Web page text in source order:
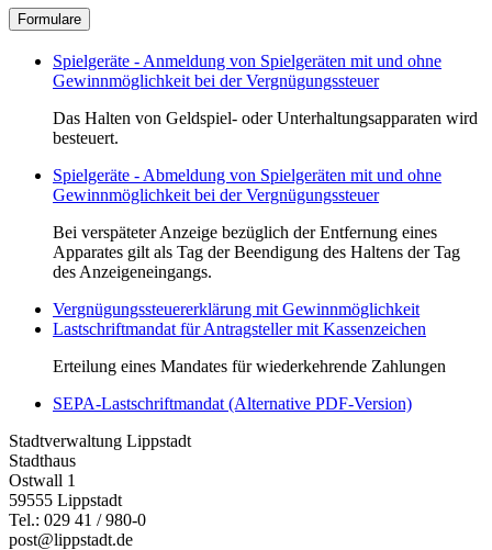
Formulare
Spielgeräte - Anmeldung von Spielgeräten mit und ohne
Gewinnmöglichkeit bei der Vergnügungssteuer
Das Halten von Geldspiel- oder Unterhaltungsapparaten wird
besteuert.
Spielgeräte - Abmeldung von Spielgeräten mit und ohne
Gewinnmöglichkeit bei der Vergnügungssteuer
Bei verspäteter Anzeige bezüglich der Entfernung eines
Apparates gilt als Tag der Beendigung des Haltens der Tag
des Anzeigeneingangs.
Vergnügungssteuererklärung mit Gewinnmöglichkeit
Lastschriftmandat für Antragsteller mit Kassenzeichen
Erteilung eines Mandates für wiederkehrende Zahlungen
SEPA-Lastschriftmandat (Alternative PDF-Version)
Stadtverwaltung Lippstadt
Stadthaus
Ostwall 1
59555 Lippstadt
Tel.: 029 41 / 980-0
post@lippstadt.de